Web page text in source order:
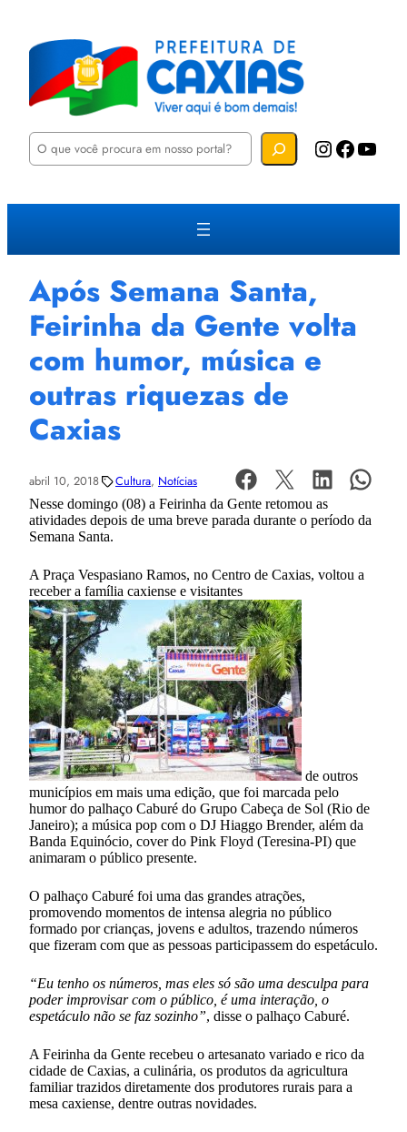
P
u
a
Instagram Facebook YouTube
Após Semana Santa,
Feirinha da Gente volta
com humor, música e
outras riquezas de
Caxias
abril 10, 2018 Cultura, Notícias
Nesse domingo (08) a Feirinha da Gente retomou as
atividades depois de uma breve parada durante o período da
Semana Santa.
A Praça Vespasiano Ramos, no Centro de Caxias, voltou a
receber a família caxiense e visitantes
de outros
municípios em mais uma edição, que foi marcada pelo
humor do palhaço Caburé do Grupo Cabeça de Sol (Rio de
Janeiro); a música pop com o DJ Hiaggo Brender, além da
Banda Equinócio, cover do Pink Floyd (Teresina-PI) que
animaram o público presente.
O palhaço Caburé foi uma das grandes atrações,
promovendo momentos de intensa alegria no público
formado por crianças, jovens e adultos, trazendo números
que fizeram com que as pessoas participassem do espetáculo.
“Eu tenho os números, mas eles só são uma desculpa para
poder improvisar com o público, é uma interação, o
espetáculo não se faz sozinho”, disse o palhaço Caburé.
A Feirinha da Gente recebeu o artesanato variado e rico da
cidade de Caxias, a culinária, os produtos da agricultura
familiar trazidos diretamente dos produtores rurais para a
mesa caxiense, dentre outras novidades.